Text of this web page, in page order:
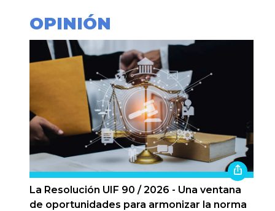
OPINIÓN
La Resolución UIF 90 / 2026 - Una ventana
de oportunidades para armonizar la norma